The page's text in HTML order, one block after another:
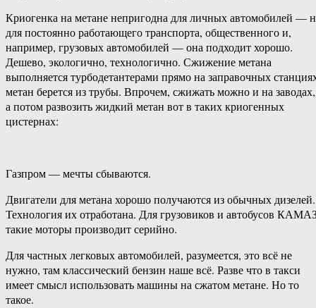
Криогенка на метане непригодна для личных автомобилей —
для постоянно работающего транспорта, общественного и,
например, грузовых автомобилей — она подходит хорошо.
Дешево, экологично, технологично. Сжижение метана
выполняется турбодетантерами прямо на заправочных
метан берется из трубы. Впрочем, сжижать можно и на заводах,
а потом развозить жидкий метан вот в таких криогенных
цистернах:
Газпром — мечты сбываются.
Двигатели для метана хорошо получаются из обычных дизелей.
Технология их отработана. Для грузовиков и автобусов
такие моторы производит серийно.
Для частных легковых автомобилей, разумеется, это всё не
нужно, там классический бензин наше всё. Разве что в такси
имеет смысл использовать машины на сжатом метане. Но то
такое.